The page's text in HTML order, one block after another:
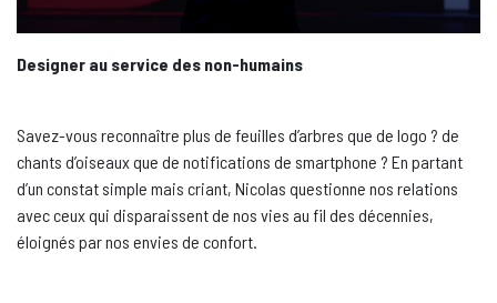
Designer au service des non-humains
Savez-vous reconnaître plus de feuilles d’arbres que de logo ? de
chants d’oiseaux que de notifications de smartphone ? En partant
d’un constat simple mais criant, Nicolas questionne nos relations
avec ceux qui disparaissent de nos vies au fil des décennies,
éloignés par nos envies de confort.